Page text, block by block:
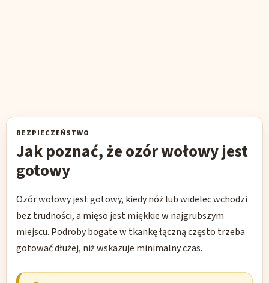
BEZPIECZEŃSTWO
Jak poznać, że ozór wołowy jest
gotowy
Ozór wołowy jest gotowy, kiedy nóż lub widelec wchodzi
bez trudności, a mięso jest miękkie w najgrubszym
miejscu. Podroby bogate w tkankę łączną często trzeba
gotować dłużej, niż wskazuje minimalny czas.